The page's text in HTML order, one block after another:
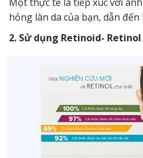
hỏng làn da của bạn, dẫn
2. Sử dụng Retinoid- Retinol